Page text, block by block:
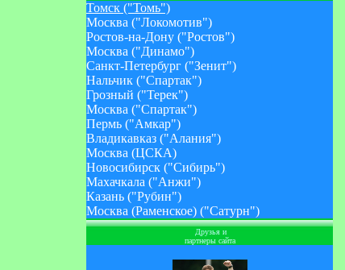
Томск ("Томь")
Москва ("Локомотив")
Ростов-на-Дону ("Ростов")
Москва ("Динамо")
Санкт-Петербург ("Зенит")
Нальчик ("Спартак")
Грозный ("Терек")
Москва ("Спартак")
Пермь ("Амкар")
Владикавказ ("Алания")
Москва (ЦСКА)
Новосибирск ("Сибирь")
Махачкала ("Анжи")
Казань ("Рубин")
Москва (Раменское) ("Сатурн")
Друзья и
партнеры сайта